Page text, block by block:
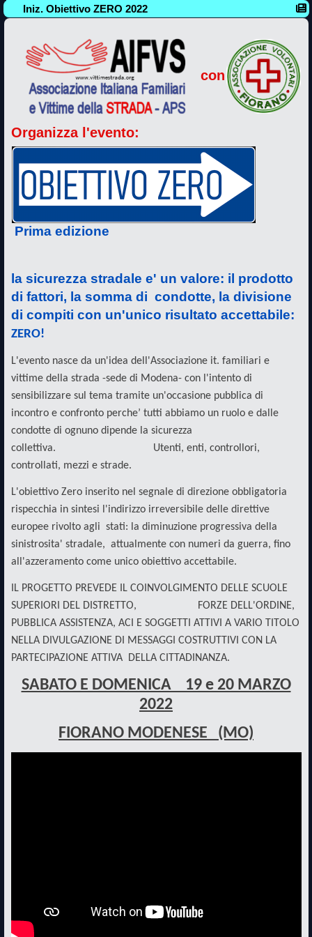
Iniz. Obiettivo ZERO 2022
con
Organizza l'evento:
Prima edizione
la sicurezza stradale e' un valore: il prodotto
di fattori, la somma di condotte, la divisione
di compiti con un'unico risultato accettabile:
ZERO!
L'evento nasce da un'idea dell'Associazione it. familiari e
vittime della strada -sede di Modena- con l'intento di
sensibilizzare sul tema tramite un'occasione pubblica di
incontro e confronto perche’ tutti abbiamo un ruolo e dalle
condotte di ognuno dipende la sicurezza
collettiva. Utenti, enti, controllori,
controllati, mezzi e strade.
L'obiettivo Zero inserito nel segnale di direzione obbligatoria
rispecchia in sintesi l'indirizzo irreversibile delle direttive
europee rivolto agli stati: la diminuzione progressiva della
sinistrosita' stradale, attualmente con numeri da guerra, fino
all'azzeramento come unico obiettivo accettabile.
IL PROGETTO PREVEDE IL COINVOLGIMENTO DELLE SCUOLE
SUPERIORI DEL DISTRETTO, FORZE DELL'ORDINE,
PUBBLICA ASSISTENZA, ACI E SOGGETTI ATTIVI A VARIO TITOLO
NELLA DIVULGAZIONE DI MESSAGGI COSTRUTTIVI CON LA
PARTECIPAZIONE ATTIVA DELLA CITTADINANZA.
SABATO E DOMENICA 19 e 20 MARZO
2022
FIORANO MODENESE (MO)